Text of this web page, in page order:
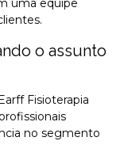
uma equipe
o assunto
Fisioterapia
no segmento